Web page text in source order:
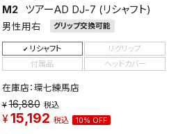
M2 ツアーAD DJ-7 (リシャフト)
男性用右
グリップ交換可能
リシャフト
リグリップ
付属品
ヘッドカバー
在庫店：環七練馬店
16,880 税込
15,192 税込 10% OFF
と、この条件に一致する商品
及びお客様のアカウント内の
。
条件を保存
。
件は、マイページの「保存検
ます。